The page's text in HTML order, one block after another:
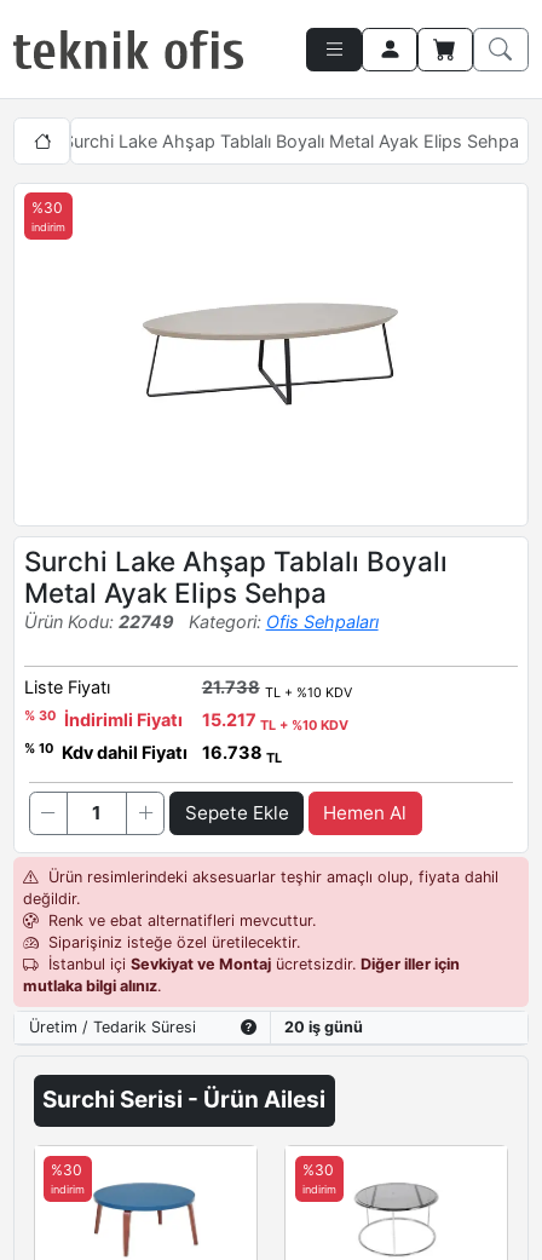
Surchi Lake Ahşap Tablalı Boyalı Metal Ayak Elips Sehpa
%30
indirim
Surchi Lake Ahşap Tablalı Boyalı
Metal Ayak Elips Sehpa
Ürün Kodu: 22749 Kategori: Ofis Sehpaları
Liste Fiyatı 21.738 TL + %10 KDV
% 30
İndirimli Fiyatı 15.217 TL + %10 KDV
% 10
Kdv dahil Fiyatı 16.738 TL
Sepete Ekle Hemen Al
Ürün resimlerindeki aksesuarlar teşhir amaçlı olup, fiyata dahil
değildir.
Renk ve ebat alternatifleri mevcuttur.
Siparişiniz isteğe özel üretilecektir.
İstanbul içi Sevkiyat ve Montajücretsizdir. Diğer iller için
mutlaka bilgi alınız.
Üretim / Tedarik Süresi 20 iş günü
Surchi Serisi - Ürün Ailesi
%30
indirim
%30
indirim